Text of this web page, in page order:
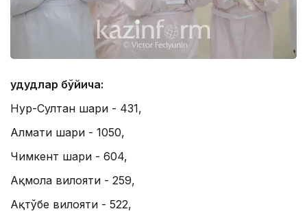
Ҳудудлар бўйича:
Нур-Султан шаҳри - 431,
Алмати шаҳри - 1050,
Чимкент шаҳри - 604,
Ақмола вилояти - 259,
Ақтўбе вилояти - 522,